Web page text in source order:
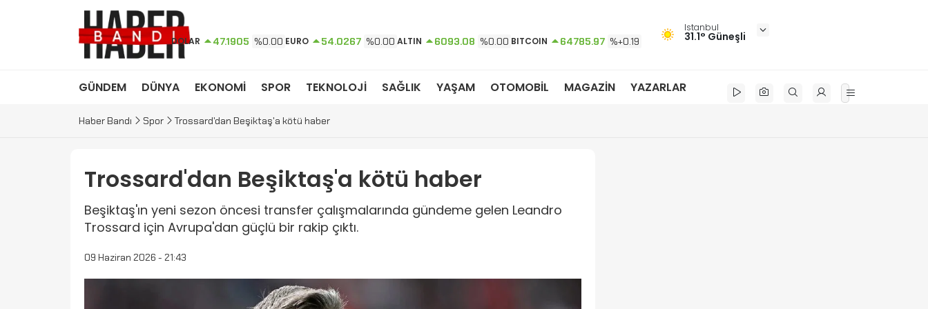
DOLAR 47.1905 %0.00 EURO 54.0267 %0.00 ALTIN 6093.08 %0.00 BITCOIN 64785.97 %+0.19
Istanbul
31.1° Güneşli
GÜNDEM DÜNYA EKONOMİ SPOR TEKNOLOJİ SAĞLIK YAŞAM OTOMOBİL MAGAZİN YAZARLAR
Haber Bandı Spor Trossard'dan Beşiktaş'a kötü haber
Trossard'dan Beşiktaş'a kötü haber
Beşiktaş'ın yeni sezon öncesi transfer çalışmalarında gündeme gelen Leandro
Trossard için Avrupa'dan güçlü bir rakip çıktı.
09 Haziran 2026 - 21:43